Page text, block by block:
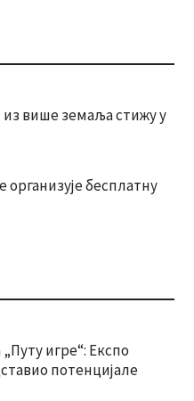
више земаља стижу у
бесплатну
„Путу игре“: Експо
потенцијале